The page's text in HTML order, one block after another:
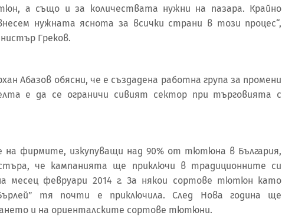
а също и за количествата нужни на пазара. Крайно
нужната яснота за всички страни в този процес“,
Греков.
Абазов обясни, че е създадена работна група за промени
е да се ограничи сивият сектор при търговията с
на фирмите, изкупуващи над 90% от тютюна в България,
че кампанията ще приключи в традиционните си
месец февруари 2014 г. За някои сортове тютюн като
тя почти е приключила. След Нова година ще
и на ориенталските сортове тютюни.